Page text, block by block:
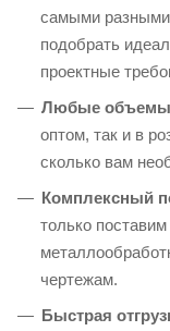
самыми разными
подобрать
проектные
Любые
оптом, так и в
сколько вам
Комплексный
только
чертежам.
Быстрая